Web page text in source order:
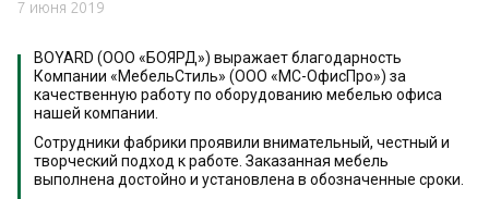
7 июня 2019
BOYARD (ООО «БОЯРД») выражает благодарность
Компании «МебельСтиль» (ООО «МС-ОфисПро») за
качественную работу по оборудованию мебелью офиса
нашей компании.
Сотрудники фабрики проявили внимательный, честный и
творческий подход к работе. Заказанная мебель
выполнена достойно и установлена в обозначенные сроки.